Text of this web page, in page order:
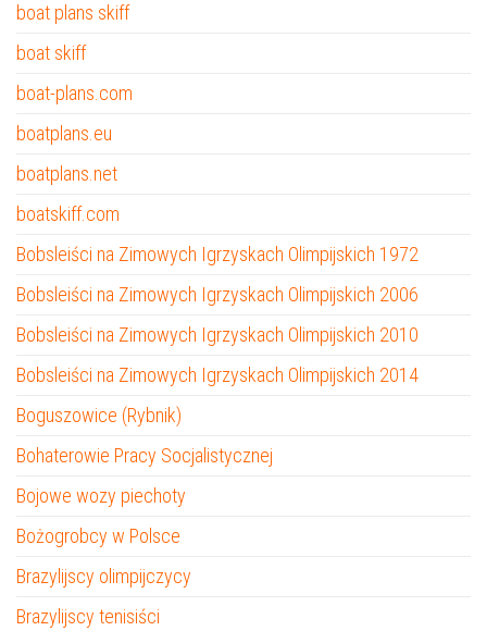
boat plans skiff
boat skiff
boat-plans.com
boatplans.eu
boatplans.net
boatskiff.com
Bobsleiści na Zimowych Igrzyskach Olimpijskich 1972
Bobsleiści na Zimowych Igrzyskach Olimpijskich 2006
Bobsleiści na Zimowych Igrzyskach Olimpijskich 2010
Bobsleiści na Zimowych Igrzyskach Olimpijskich 2014
Boguszowice (Rybnik)
Bohaterowie Pracy Socjalistycznej
Bojowe wozy piechoty
Bożogrobcy w Polsce
Brazylijscy olimpijczycy
Brazylijscy tenisiści